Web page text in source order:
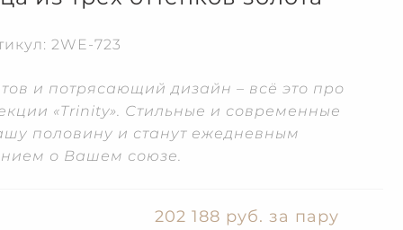
2WE-723
и потрясающий дизайн – всё это про
«Trinity». Стильные и современные
половину и станут ежедневным
о Вашем союзе.
202 188 руб. за пару